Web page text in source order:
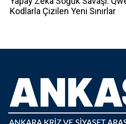
Kodlarla Çizilen Yeni Sınırlar